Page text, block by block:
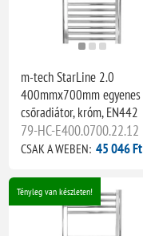
m-tech StarLine 2.0
400mmx700mm egyenes
csőradiátor, króm, EN442
79-HC-E400.0700.22.12
CSAK A WEBEN: 45 046 Ft
Tényleg van készleten!